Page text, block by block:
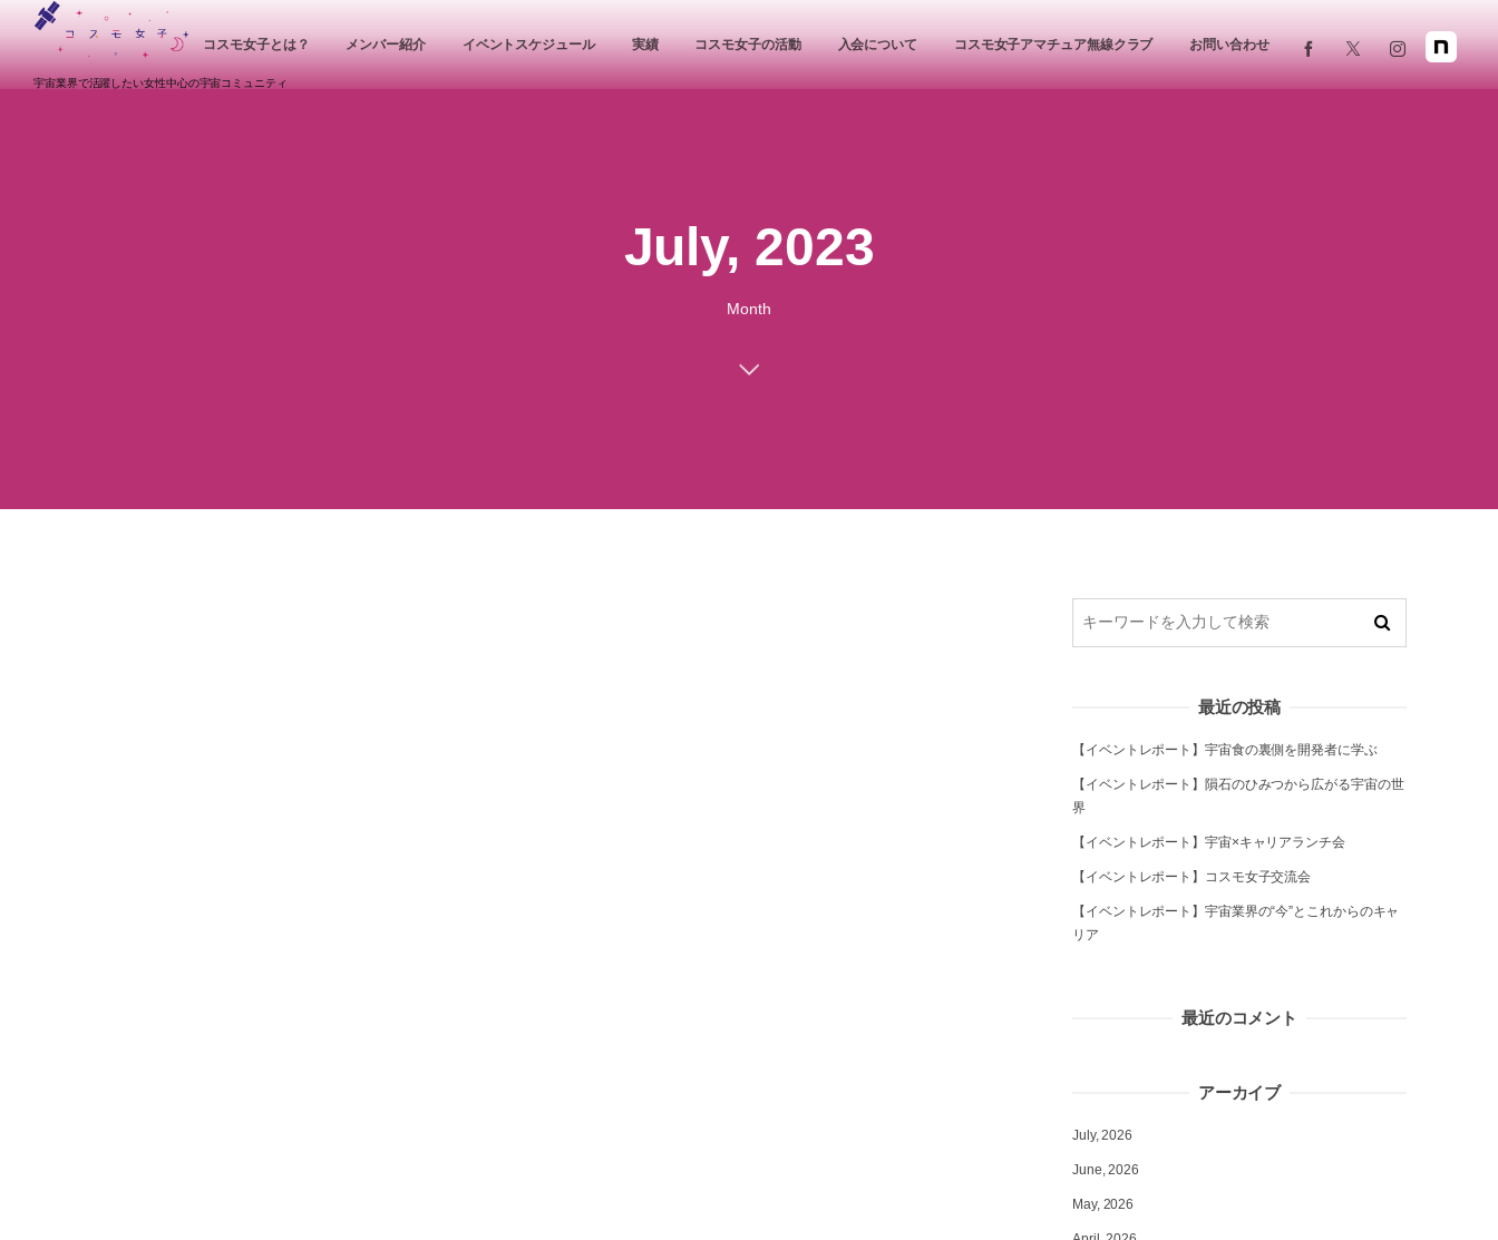
宇宙業界で活躍したい女性中心の宇宙コミュニティ
コスモ女子とは？ メンバー紹介 イベントスケジュール 実績 コスモ女子の活動 入会について コスモ女子アマチュア無線クラブ お問い合わせ
July, 2023
Month
最近の投稿
【イベントレポート】宇宙食の裏側を開発者に学ぶ
【イベントレポート】隕石のひみつから広がる宇宙の世
界
【イベントレポート】宇宙×キャリアランチ会
【イベントレポート】コスモ女子交流会
【イベントレポート】宇宙業界の“今”とこれからのキャ
リア
最近のコメント
アーカイブ
July, 2026
June, 2026
May, 2026